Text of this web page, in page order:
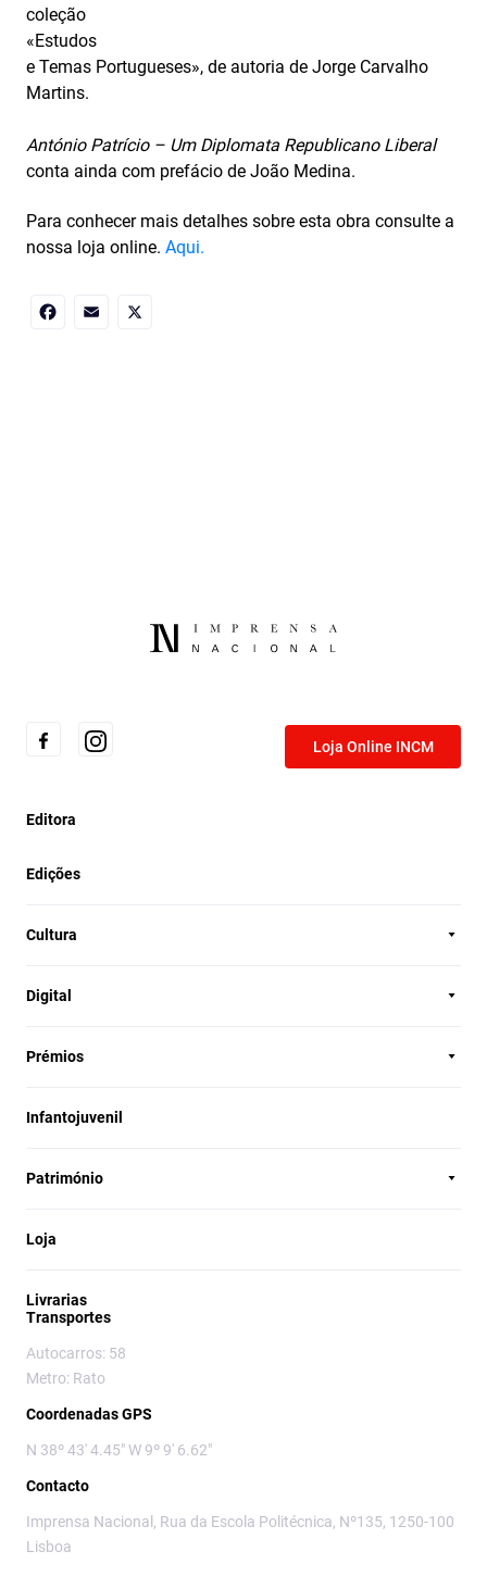
coleção
«Estudos
e Temas Portugueses», de autoria de Jorge Carvalho
Martins.
António Patrício – Um Diplomata Republicano Liberal
conta ainda com prefácio de João Medina.
Para conhecer mais detalhes sobre esta obra consulte a
nossa loja online. Aqui.
Loja Online INCM
Editora
Edições
Cultura
Digital
Prémios
Infantojuvenil
Património
Loja
Livrarias
Transportes
Autocarros: 58
Metro: Rato
Coordenadas GPS
N 38º 43' 4.45" W 9º 9' 6.62"
Contacto
Imprensa Nacional, Rua da Escola Politécnica, Nº135, 1250-100
Lisboa